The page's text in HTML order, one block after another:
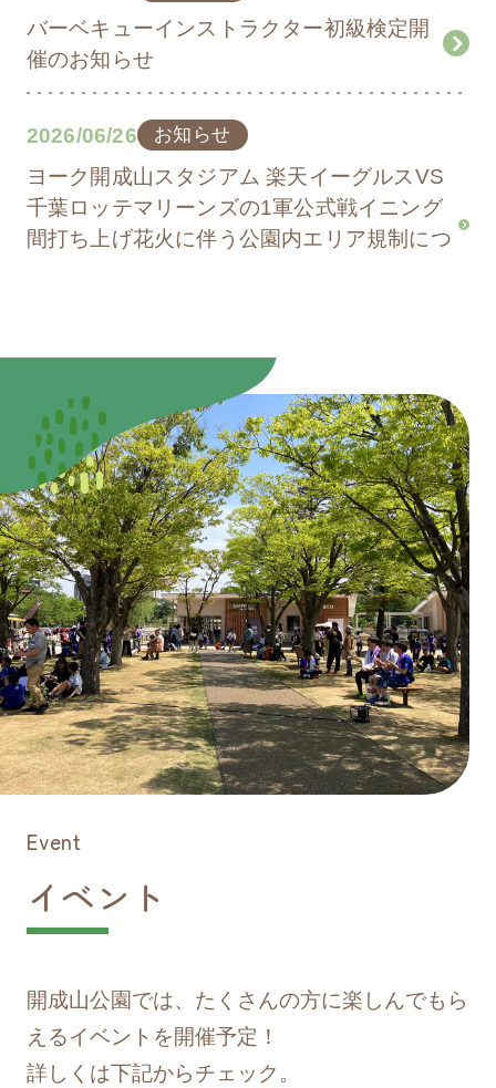
バーベキューインストラクター初級検定開
催のお知らせ
2026/06/26 お知らせ
ヨーク開成山スタジアム 楽天イーグルスVS
千葉ロッテマリーンズの1軍公式戦イニング
間打ち上げ花火に伴う公園内エリア規制につ
開成山公園フロンティア広場内芝生養生実
施のお知らせ
2026/06/05 お知らせ
開成山公園の花壇再利用について
2026/05/21 お知らせ
「開成山.ichi（ドットイチ） メインビジュ
アル募集」のお知らせ
2026/05/18 リリース
知らせ
2026/05/11
2026/05/08 リリース
第11回郡山あおぞらマラソン大会に伴うお
Event
イベント
開成山公園では、たくさんの方に楽しんでもら
えるイベントを開催予定！
詳しくは下記からチェック。